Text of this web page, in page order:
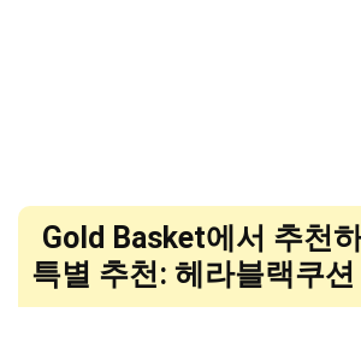
Gold Basket에서 추천
특별 추천: 헤라블랙쿠